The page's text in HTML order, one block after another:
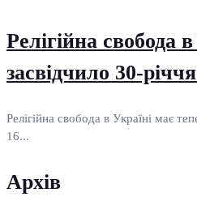
Релігійна свобода
засвідчило 30-
Релігійна свобода в Україні має
16...
Архів